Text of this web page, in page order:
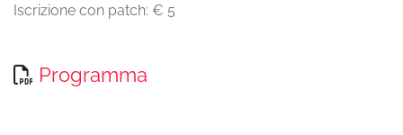
Iscrizione con patch: € 5
Programma